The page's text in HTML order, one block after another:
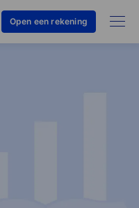
Open een rekening